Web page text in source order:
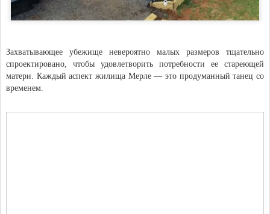
Захватывающее убежище невероятно малых размеров тщательно
спроектировано, чтобы удовлетворить потребности ее стареющей
матери. Каждый аспект жилища Мерле — это продуманный танец со
временем.